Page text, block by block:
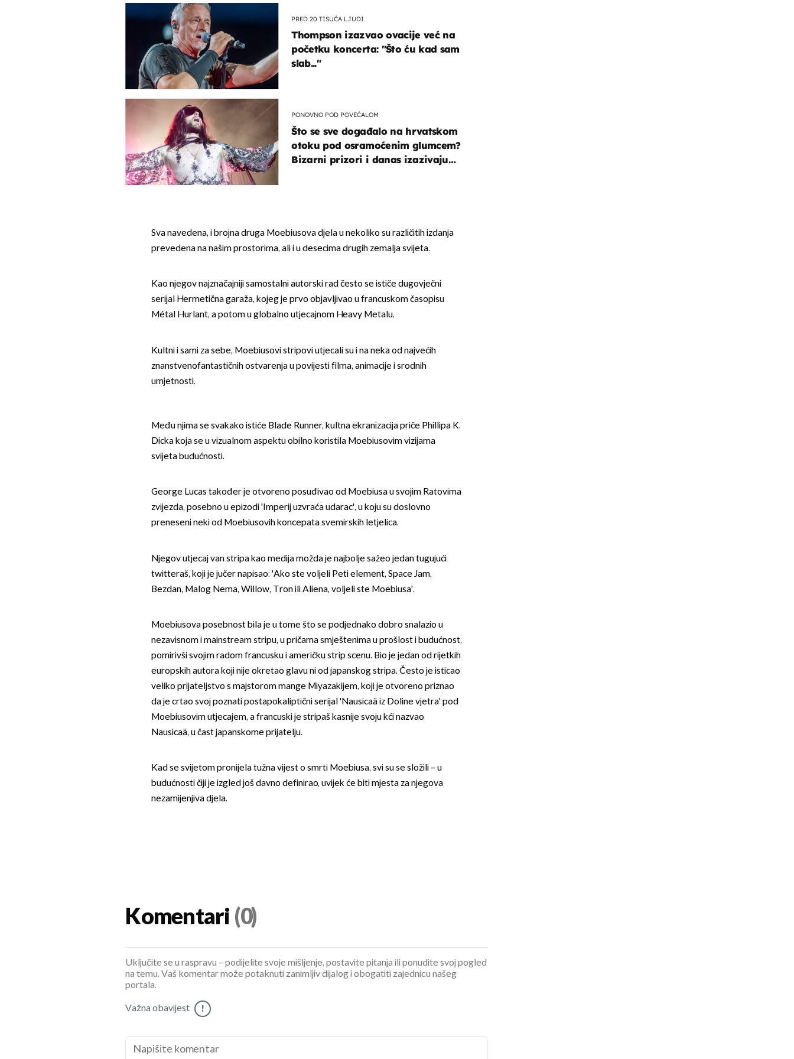
PRED 20 TISUĆA LJUDI
Thompson izazvao ovacije već na
početku koncerta: "Što ću kad sam
slab..."
PONOVNO POD POVEĆALOM
Što se sve događalo na hrvatskom
otoku pod osramoćenim glumcem?
Bizarni prizori i danas izazivaju
Sva navedena, i brojna druga Moebiusova djela u nekoliko su različitih izdanja
prevedena na našim prostorima, ali i u desecima drugih zemalja svijeta.
Kao njegov najznačajniji samostalni autorski rad često se ističe dugovječni
serijal Hermetična garaža, kojeg je prvo objavljivao u francuskom časopisu
Métal Hurlant, a potom u globalno utjecajnom Heavy Metalu.
Kultni i sami za sebe, Moebiusovi stripovi utjecali su i na neka od najvećih
znanstvenofantastičnih ostvarenja u povijesti filma, animacije i srodnih
umjetnosti.
Među njima se svakako istiće Blade Runner, kultna ekranizacija priče Phillipa K.
Dicka koja se u vizualnom aspektu obilno koristila Moebiusovim vizijama
svijeta budućnosti.
George Lucas također je otvoreno posuđivao od Moebiusa u svojim Ratovima
zvijezda, posebno u epizodi 'Imperij uzvraća udarac', u koju su doslovno
preneseni neki od Moebiusovih koncepata svemirskih letjelica.
Njegov utjecaj van stripa kao medija možda je najbolje sažeo jedan tugujući
twitteraš, koji je jučer napisao: 'Ako ste voljeli Peti element, Space Jam,
Bezdan, Malog Nema, Willow, Tron ili Aliena, voljeli ste Moebiusa'.
Moebiusova posebnost bila je u tome što se podjednako dobro snalazio u
nezavisnom i mainstream stripu, u pričama smještenima u prošlost i budućnost,
pomirivši svojim radom francusku i američku strip scenu. Bio je jedan od rijetkih
europskih autora koji nije okretao glavu ni od japanskog stripa. Često je isticao
veliko prijateljstvo s majstorom mange Miyazakijem, koji je otvoreno priznao
da je crtao svoj poznati postapokaliptični serijal 'Nausicaä iz Doline vjetra' pod
Moebiusovim utjecajem, a francuski je stripaš kasnije svoju kći nazvao
Nausicaä, u čast japanskome prijatelju.
Kad se svijetom pronijela tužna vijest o smrti Moebiusa, svi su se složili – u
budućnosti čiji je izgled još davno definirao, uvijek će biti mjesta za njegova
nezamijenjiva djela.
Komentari (0)
Uključite se u raspravu – podijelite svoje mišljenje, postavite pitanja ili ponudite svoj pogled
na temu. Vaš komentar može potaknuti zanimljiv dijalog i obogatiti zajednicu našeg
portala.
Važna obavijest !
OMOGUĆI OBAVIJESTI